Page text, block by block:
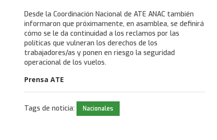
Desde la Coordinación Nacional de ATE ANAC también
informaron que próximamente, en asamblea, se definirá
cómo se le da continuidad a los reclamos por las
políticas que vulneran los derechos de los
trabajadores/as y ponen en riesgo la seguridad
operacional de los vuelos.
Prensa ATE
Tags de noticia: Nacionales